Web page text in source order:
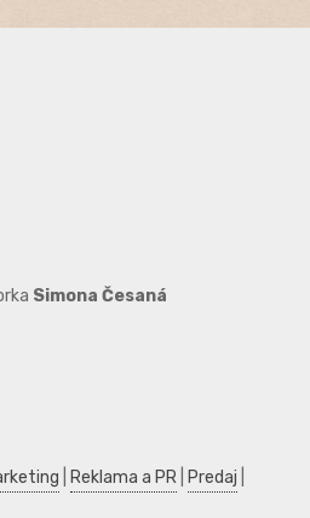
Simona Česaná
Reklama a PR Predaj